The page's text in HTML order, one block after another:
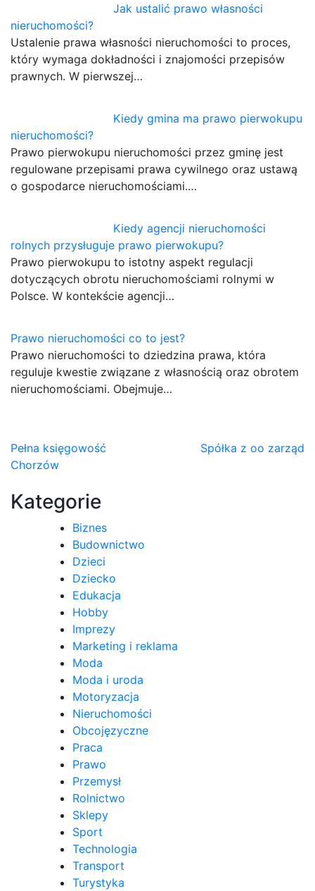
Jak ustalić prawo własności
nieruchomości?
Ustalenie prawa własności nieruchomości to proces,
który wymaga dokładności i znajomości przepisów
prawnych. W pierwszej…
Kiedy gmina ma prawo pierwokupu
nieruchomości?
Prawo pierwokupu nieruchomości przez gminę jest
regulowane przepisami prawa cywilnego oraz ustawą
o gospodarce nieruchomościami.…
Kiedy agencji nieruchomości
rolnych przysługuje prawo pierwokupu?
Prawo pierwokupu to istotny aspekt regulacji
dotyczących obrotu nieruchomościami rolnymi w
Polsce. W kontekście agencji…
Prawo nieruchomości co to jest?
Prawo nieruchomości to dziedzina prawa, która
reguluje kwestie związane z własnością oraz obrotem
nieruchomościami. Obejmuje…
Nawigacja
wpisu
Pełna księgowość
Chorzów
Spółka z oo zarząd
Kategorie
Biznes
Budownictwo
Dzieci
Dziecko
Edukacja
Hobby
Imprezy
Marketing i reklama
Moda
Moda i uroda
Motoryzacja
Nieruchomości
Obcojęzyczne
Praca
Prawo
Przemysł
Rolnictwo
Sklepy
Sport
Technologia
Transport
Turystyka